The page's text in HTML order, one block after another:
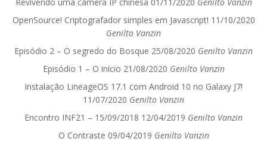
OpenSource! Criptografador simples em Javascript! 11/10/2020
Genilto Vanzin
Episódio 2 – O segredo do Bosque 25/08/2020 Genilto Vanzin
Episódio 1 – O início 21/08/2020 Genilto Vanzin
Instalação LineageOS 17.1 com Android 10 no Galaxy J7!
11/07/2020 Genilto Vanzin
Encontro INF21 – 15/09/2018 12/04/2019 Genilto Vanzin
O Contraste 09/04/2019 Genilto Vanzin